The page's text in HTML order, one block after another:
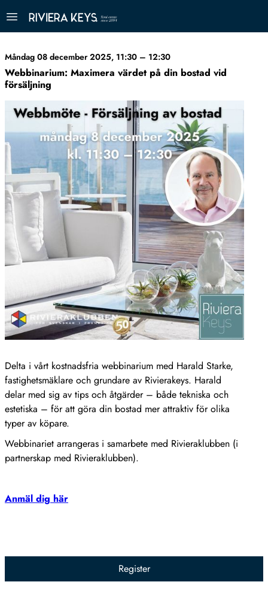
Måndag 08 december 2025, 11:30 – 12:30
Webbinarium: Maximera värdet på din bostad vid
försäljning
Delta i vårt kostnadsfria webbinarium med Harald Starke,
fastighetsmäklare och grundare av Rivierakeys. Harald
delar med sig av tips och åtgärder – både tekniska och
estetiska – för att göra din bostad mer attraktiv för olika
typer av köpare.
Webbinariet arrangeras i samarbete med Rivieraklubben (i
partnerskap med Rivieraklubben).
Anmäl dig här
Register